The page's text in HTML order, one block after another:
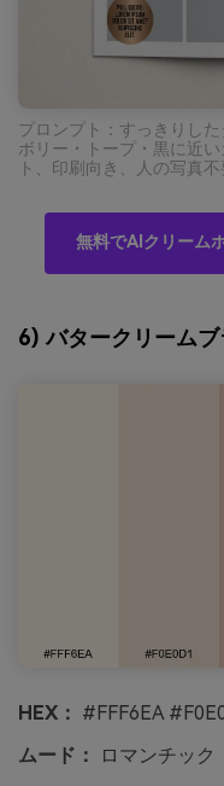
プロンプト：すっきりし
ボリー・トープ・黒に近
ト、印刷向き、人の写真
無料でAIクリーム
6) バタークリームブ
HEX： #FFF6EA
ムード：
ロマンチック